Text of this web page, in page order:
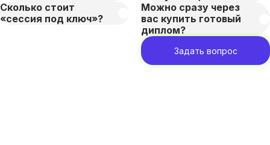
Сколько стоит
«сессия под ключ»?
Можно сразу через
вас купить готовый
диплом?
Задать вопрос